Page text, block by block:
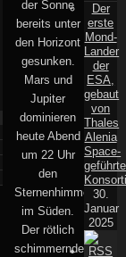
der Sonne
bereits unter
den Horizont
gesunken.
Mars und
Jupiter
dominieren
heute Abend
um 22 Uhr
den
Sternenhimmel
im Süden.
Der rötlich
schimmernde
Der
erste
Mond-
Lander
der
ESA,
gebaut
von
Thales
Alenia
Space-
30.
Januar
2025